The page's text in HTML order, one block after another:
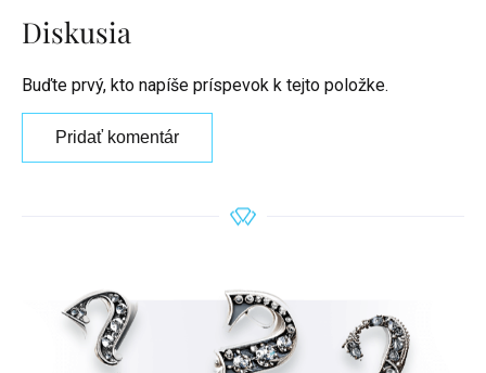
Diskusia
Buďte prvý, kto napíše príspevok k tejto položke.
Pridať komentár